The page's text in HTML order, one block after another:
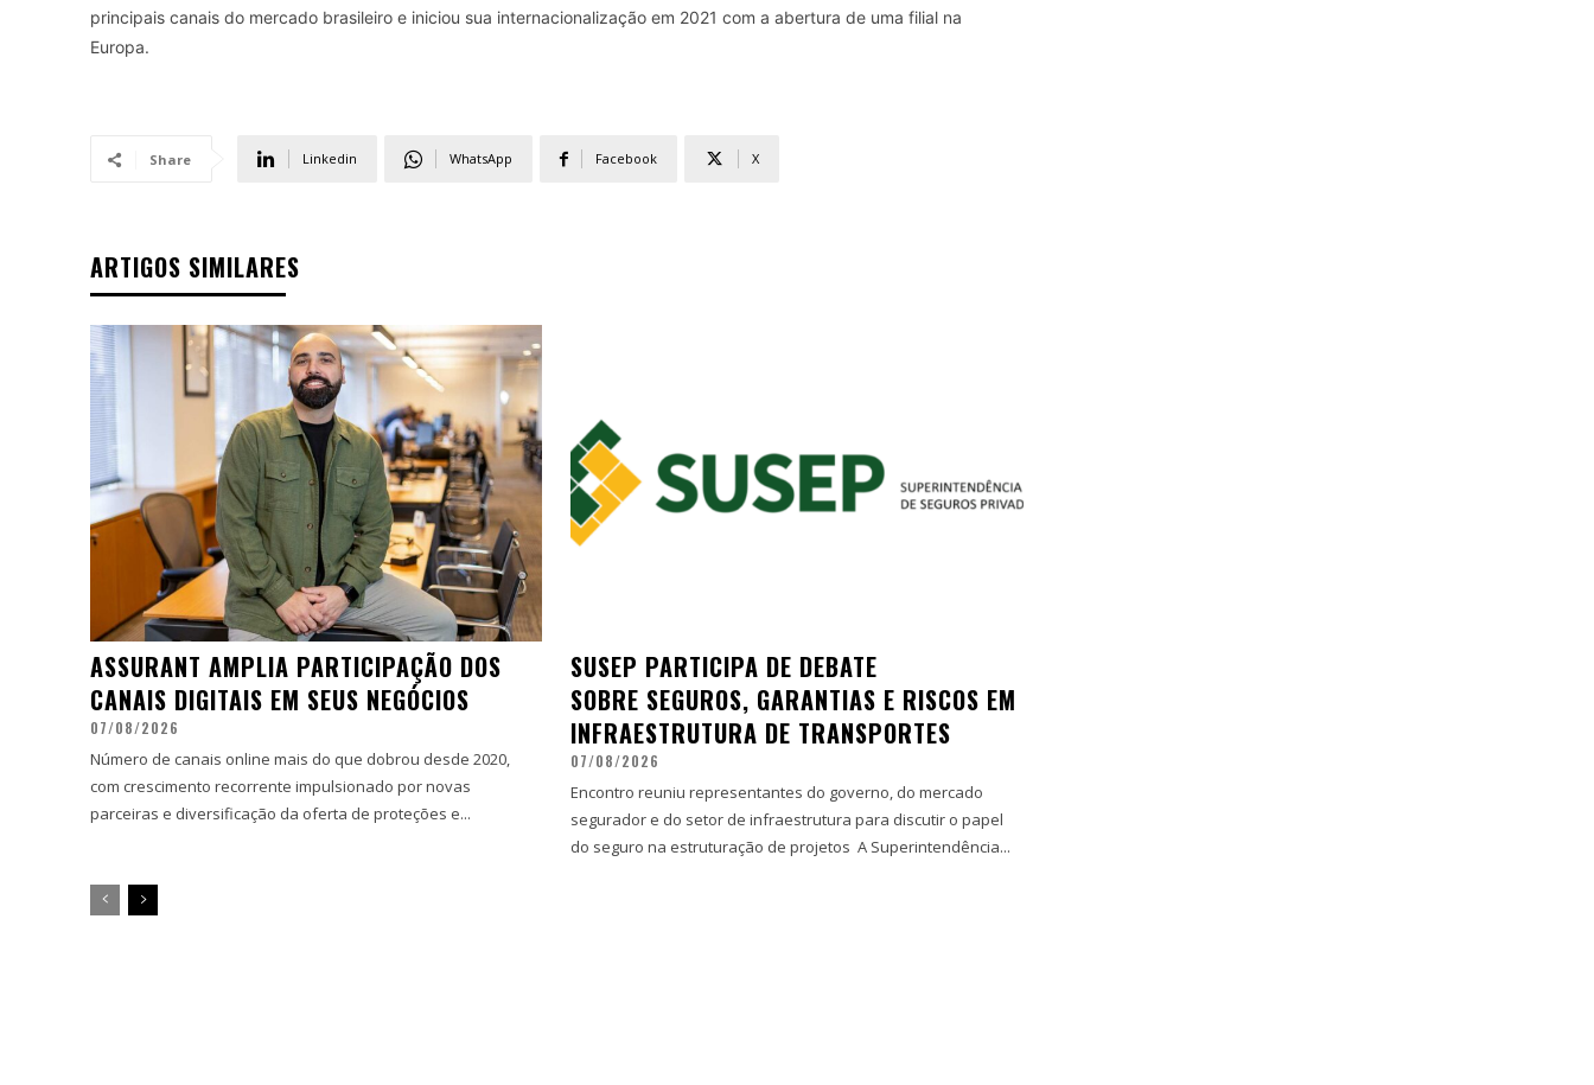
principais canais do mercado brasileiro e iniciou sua internacionalização em 2021 com a abertura de uma filial na
Europa.
Share Linkedin WhatsApp Facebook X
ARTIGOS SIMILARES
ASSURANT AMPLIA PARTICIPAÇÃO DOS
CANAIS DIGITAIS EM SEUS NEGÓCIOS
07/08/2026
Número de canais online mais do que dobrou desde 2020,
com crescimento recorrente impulsionado por novas
parceiras e diversificação da oferta de proteções e...
SUSEP PARTICIPA DE DEBATE
SOBRE SEGUROS, GARANTIAS E RISCOS EM
INFRAESTRUTURA DE TRANSPORTES
07/08/2026
Encontro reuniu representantes do governo, do mercado
segurador e do setor de infraestrutura para discutir o papel
do seguro na estruturação de projetos A Superintendência...